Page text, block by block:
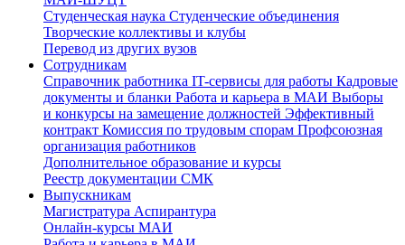
Студенческая наука Студенческие объединения
Творческие коллективы и клубы
Перевод из других вузов
Сотрудникам
Cправочник работника IT-сервисы для работы Кадровые
документы и бланки Работа и карьера в МАИ Выборы
и конкурсы на замещение должностей Эффективный
контракт Комиссия по трудовым спорам Профсоюзная
организация работников
Дополнительное образование и курсы
Реестр документации СМК
Выпускникам
Магистратура Аспирантура
Онлайн-курсы МАИ